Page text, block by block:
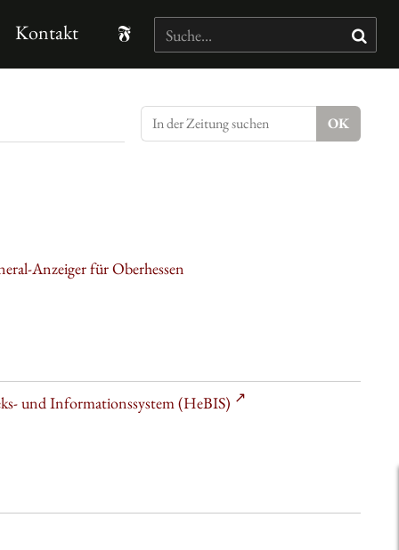
Kontakt
Anzeiger für Oberhessen
und Informationssystem (HeBIS)